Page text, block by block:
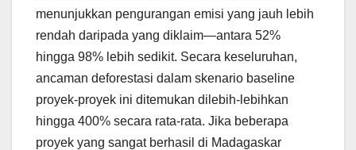
menunjukkan pengurangan emisi yang jauh lebih
rendah daripada yang diklaim—antara 52%
hingga 98% lebih sedikit. Secara keseluruhan,
ancaman deforestasi dalam skenario baseline
proyek-proyek ini ditemukan dilebih-lebihkan
hingga 400% secara rata-rata. Jika beberapa
proyek yang sangat berhasil di Madagaskar